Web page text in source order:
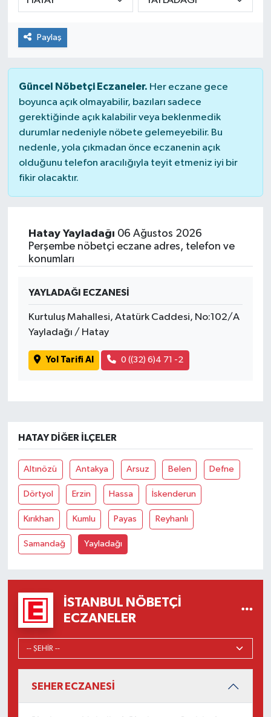
Paylaş
Güncel Nöbetçi Eczaneler. Her eczane gece
boyunca açık olmayabilir, bazıları sadece
gerektiğinde açık kalabilir veya beklenmedik
durumlar nedeniyle nöbete gelemeyebilir. Bu
nedenle, yola çıkmadan önce eczanenin açık
olduğunu telefon aracılığıyla teyit etmeniz iyi bir
fikir olacaktır.
Hatay Yayladağı 06 Ağustos 2026
Perşembe nöbetçi eczane adres, telefon ve
konumları
YAYLADAĞI ECZANESİ
Kurtuluş Mahallesi, Atatürk Caddesi, No:102/A
Yayladağı / Hatay
Yol Tarifi Al 0 ((32) 6)4 71 -2
HATAY DIĞER İLÇELER
Altınözü Antakya Arsuz Belen Defne
Dörtyol Erzin Hassa İskenderun
Kırıkhan Kumlu Payas Reyhanlı
Samandağ Yayladağı
İSTANBUL NÖBETÇI
ECZANELER
SEHER ECZANESİ